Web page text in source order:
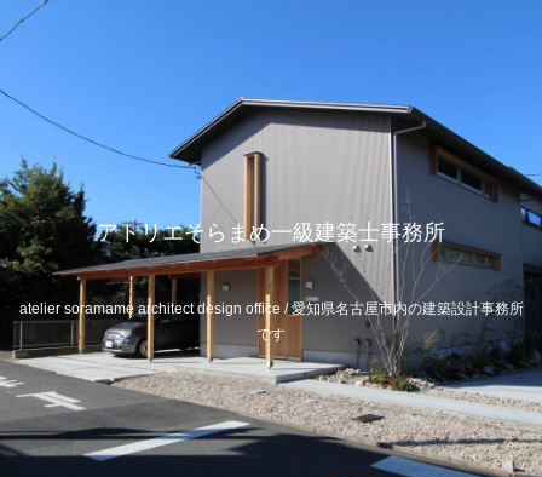
アトリエそらまめ一級建築士事務所
atelier soramame architect design office / 愛知県名古屋市内の建築設計事務所
です